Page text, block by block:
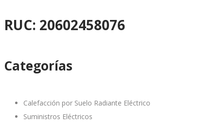
RUC: 20602458076
Categorías
Calefacción por Suelo Radiante Eléctrico
Suministros Eléctricos